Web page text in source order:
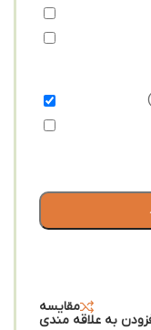
مقایسه
به علاقه مندی